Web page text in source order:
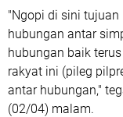
"Ngopi di sini
hubungan antar
hubungan baik
rakyat ini (pileg
antar hubungan,"
(02/04) malam.